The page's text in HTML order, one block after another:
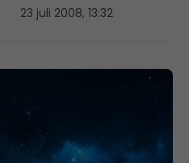
23 juli 2008, 13:32